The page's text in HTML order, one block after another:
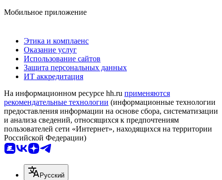
Мобильное приложение
Этика и комплаенс
Оказание услуг
Использование сайтов
Защита персональных данных
ИТ аккредитация
На информационном ресурсе hh.ru применяются
рекомендательные технологии (информационные технологии
предоставления информации на основе сбора, систематизации
и анализа сведений, относящихся к предпочтениям
пользователей сети «Интернет», находящихся на территории
Российской Федерации)
Русский